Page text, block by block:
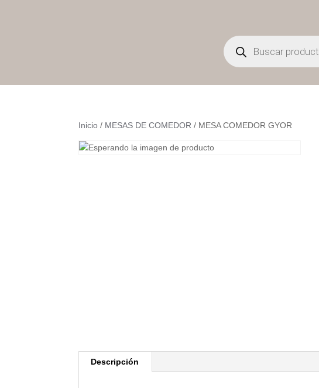
Búsqueda
de
productos
Inicio / MESAS DE COMEDOR / MESA COMEDOR GYOR
Descripción